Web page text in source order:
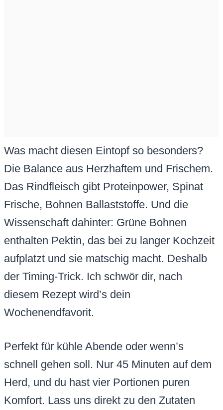
Was macht diesen Eintopf so besonders?
Die Balance aus Herzhaftem und Frischem.
Das Rindfleisch gibt Proteinpower, Spinat
Frische, Bohnen Ballaststoffe. Und die
Wissenschaft dahinter: Grüne Bohnen
enthalten Pektin, das bei zu langer Kochzeit
aufplatzt und sie matschig macht. Deshalb
der Timing-Trick. Ich schwör dir, nach
diesem Rezept wird’s dein
Wochenendfavorit.
Perfekt für kühle Abende oder wenn’s
schnell gehen soll. Nur 45 Minuten auf dem
Herd, und du hast vier Portionen puren
Komfort. Lass uns direkt zu den Zutaten